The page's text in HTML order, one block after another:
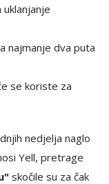
najmanje dva puta
se koriste za
nedjelja naglo
Yell, pretrage
skočile su za čak